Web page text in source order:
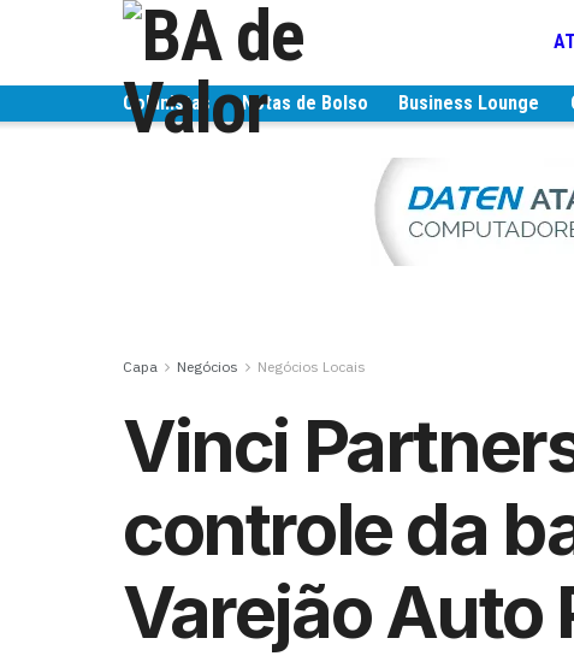
Colunistas Notas de Bolso Business Lounge
Capa Negócios Negócios Locais
Vinci
controle da
Varejão Auto